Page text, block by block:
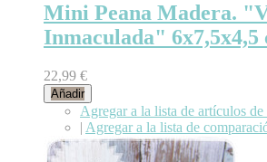
Mini Peana Madera.
Inmaculada" 6x7,5x4,5
22,99 €
Añadir
Agregar a la lista de artículos de
| Agregar a la lista de